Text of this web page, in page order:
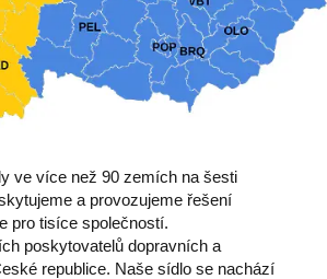
ve více než 90 zemích na šesti
a provozujeme řešení
pro tisíce společností.
poskytovatelů dopravních a
republice. Naše sídlo se nachází